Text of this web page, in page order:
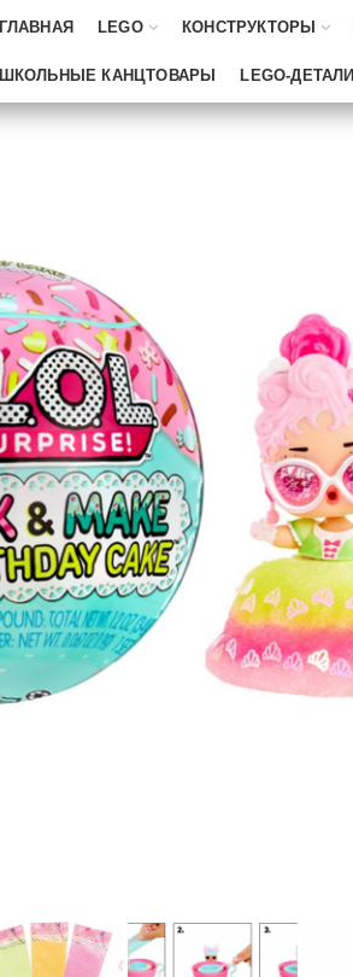
ГЛАВНАЯ LEGO КОНСТРУКТОРЫ
ШКОЛЬНЫЕ КАНЦТОВАРЫ LEGO-ДЕТАЛИ